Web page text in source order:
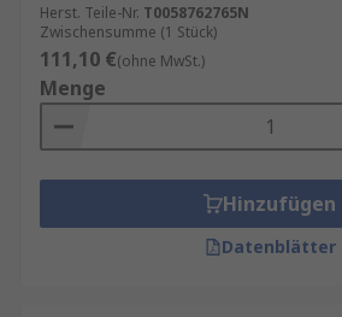
Herst. Teile-Nr. T0058762765N
Zwischensumme (1 Stück)
111,10 €(ohne MwSt.)
Menge
Hinzufügen
Datenblätter